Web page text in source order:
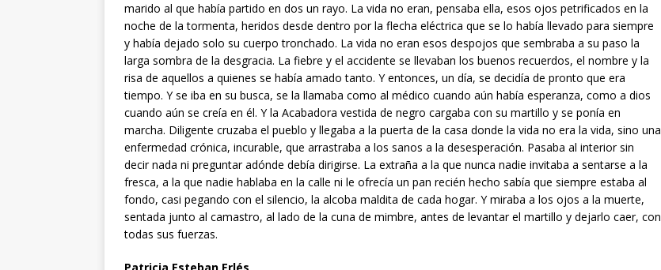
marido al que había partido en dos un rayo. La vida no eran, pensaba ella, esos ojos petrificados en la
noche de la tormenta, heridos desde dentro por la flecha eléctrica que se lo había llevado para siempre
y había dejado solo su cuerpo tronchado. La vida no eran esos despojos que sembraba a su paso la
larga sombra de la desgracia. La fiebre y el accidente se llevaban los buenos recuerdos, el nombre y la
risa de aquellos a quienes se había amado tanto. Y entonces, un día, se decidía de pronto que era
tiempo. Y se iba en su busca, se la llamaba como al médico cuando aún había esperanza, como a dios
cuando aún se creía en él. Y la Acabadora vestida de negro cargaba con su martillo y se ponía en
marcha. Diligente cruzaba el pueblo y llegaba a la puerta de la casa donde la vida no era la vida, sino una
enfermedad crónica, incurable, que arrastraba a los sanos a la desesperación. Pasaba al interior sin
decir nada ni preguntar adónde debía dirigirse. La extraña a la que nunca nadie invitaba a sentarse a la
fresca, a la que nadie hablaba en la calle ni le ofrecía un pan recién hecho sabía que siempre estaba al
fondo, casi pegando con el silencio, la alcoba maldita de cada hogar. Y miraba a los ojos a la muerte,
sentada junto al camastro, al lado de la cuna de mimbre, antes de levantar el martillo y dejarlo caer, con
todas sus fuerzas.